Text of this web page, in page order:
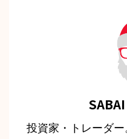
投資家・トレーダ